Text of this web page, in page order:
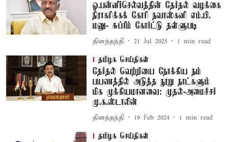
ஓ.பன்னீர்செல்வத்தின் தேர்தல் வழக்கை
நிராகரிக்கக் கோரி நவாஸ்கனி எம்.பி.
மனு- சுப்ரீம் கோர்ட்டு தள்ளுபடி
தினத்தந்தி 21 Jul 2025 1 min read
தமிழக செய்திகள்
தேர்தல் வெற்றியை நோக்கிய நம்
பயணத்தில் அடுத்த நூறு நாட்களும்
மிக முக்கியமானவை: முதல்-அமைச்சர்
மு.க.ஸ்டாலின்
தினத்தந்தி 19 Feb 2024 1 min read
தமிழக செய்திகள்